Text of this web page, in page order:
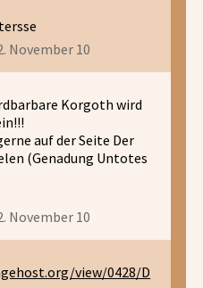
November 10
Korgoth wird
auf der Seite Der
(Genadung Untotes
November 10
view/0428/D